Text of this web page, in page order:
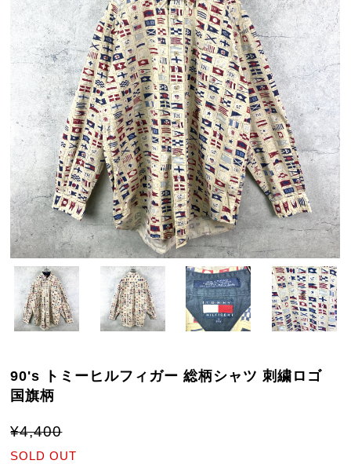
90's トミーヒルフィガー 総柄シャツ 刺繍ロゴ
国旗柄
¥4,400
SOLD OUT